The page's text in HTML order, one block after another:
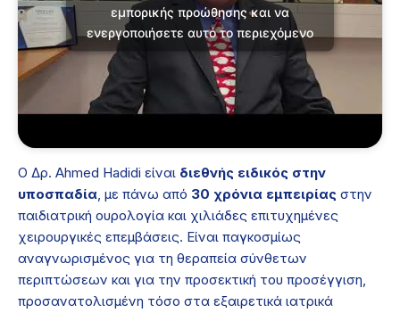
εμπορικής προώθησης και να
ενεργοποιήσετε αυτό το περιεχόμενο
Ο Δρ. Ahmed Hadidi είναι διεθνής ειδικός στην
υποσπαδία, με πάνω από 30 χρόνια εμπειρίας στην
παιδιατρική ουρολογία και χιλιάδες επιτυχημένες
χειρουργικές επεμβάσεις. Είναι παγκοσμίως
αναγνωρισμένος για τη θεραπεία σύνθετων
περιπτώσεων και για την προσεκτική του προσέγγιση,
προσανατολισμένη τόσο στα εξαιρετικά ιατρικά